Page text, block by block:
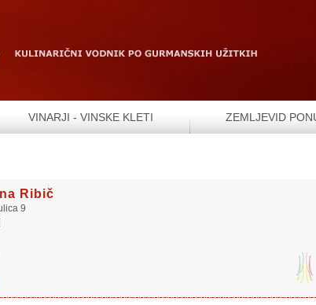
VINARJI - VINSKE KLETI ZEMLJEVID
Ribič
9